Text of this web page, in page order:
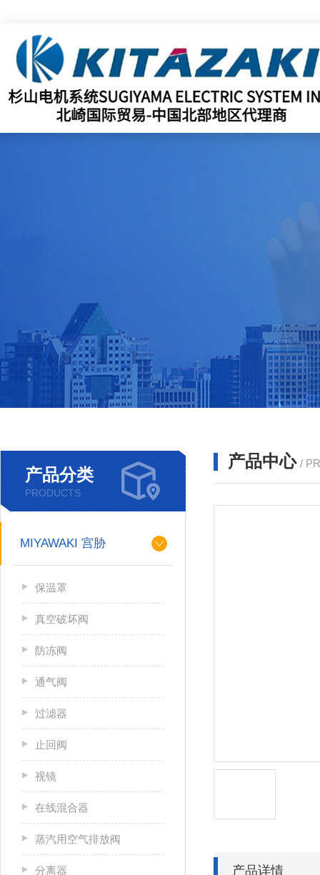
产品分类
PRODUCTS
MIYAWAKI 宫胁
保温罩
真空破坏阀
防冻阀
通气阀
过滤器
止回阀
视镜
在线混合器
蒸汽用空气排放阀
分离器
产品中心 /
产品详情